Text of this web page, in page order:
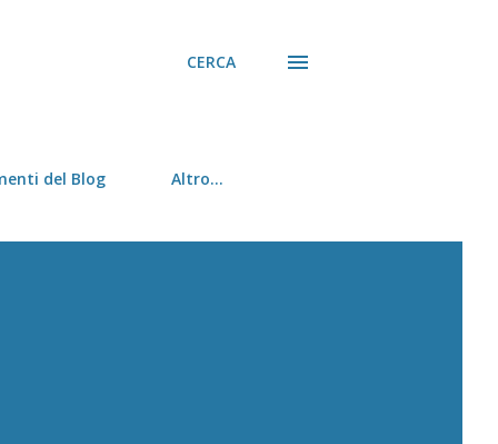
CERCA
del Blog Altro…